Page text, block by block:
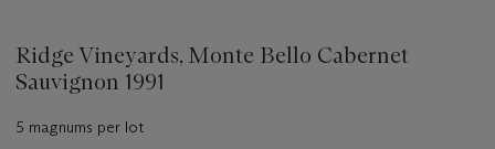
Ridge Vineyards, Monte Bello Cabernet
Sauvignon 1991
5 magnums per lot